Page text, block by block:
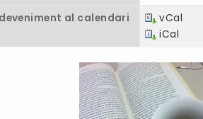
al calendari
vCal
iCal